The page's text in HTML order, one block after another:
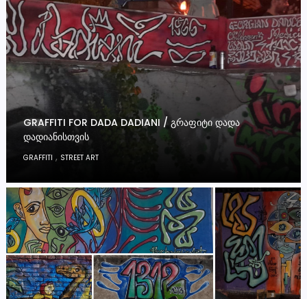
GRAFFITI FOR DADA DADIANI / ᲒᲠᲐᲤᲘᲢᲘ ᲓᲐᲓᲐ
ᲓᲐᲓᲘᲐᲜᲘᲡᲗᲕᲘᲡ
GRAFFITI , STREET ART